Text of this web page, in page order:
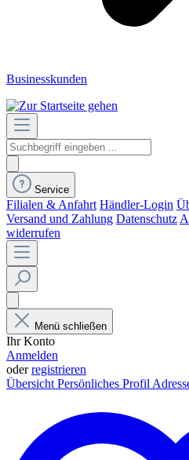
Businesskunden
Service
Filialen & Anfahrt Händler-Login
Versand und Zahlung Datenschutz
widerrufen
Menü schließen
Ihr Konto
Anmelden
oderregistrieren
Übersicht Persönliches Profil